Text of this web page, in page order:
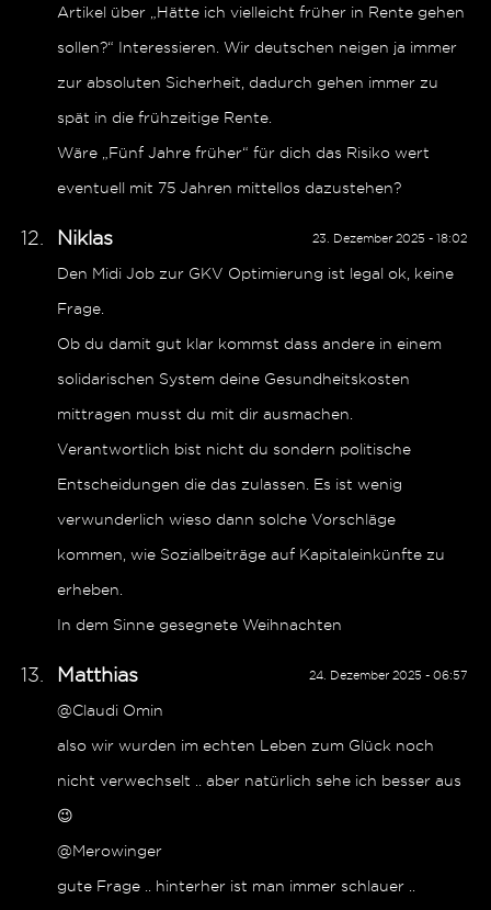
Artikel über „Hätte ich vielleicht früher in Rente gehen
sollen?“ Interessieren. Wir deutschen neigen ja immer
zur absoluten Sicherheit, dadurch gehen immer zu
spät in die frühzeitige Rente.
Wäre „Fünf Jahre früher“ für dich das Risiko wert
eventuell mit 75 Jahren mittellos dazustehen?
23. Dezember 2025 - 18:02
Niklas
Den Midi Job zur GKV Optimierung ist legal ok, keine
Frage.
Ob du damit gut klar kommst dass andere in einem
solidarischen System deine Gesundheitskosten
mittragen musst du mit dir ausmachen.
Verantwortlich bist nicht du sondern politische
Entscheidungen die das zulassen. Es ist wenig
verwunderlich wieso dann solche Vorschläge
kommen, wie Sozialbeiträge auf Kapitaleinkünfte zu
erheben.
In dem Sinne gesegnete Weihnachten
24. Dezember 2025 - 06:57
Matthias
@Claudi Omin
also wir wurden im echten Leben zum Glück noch
nicht verwechselt .. aber natürlich sehe ich besser aus
😉
@Merowinger
gute Frage .. hinterher ist man immer schlauer ..